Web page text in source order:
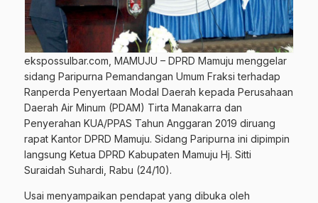
ekspossulbar.com, MAMUJU – DPRD Mamuju menggelar
sidang Paripurna Pemandangan Umum Fraksi terhadap
Ranperda Penyertaan Modal Daerah kepada Perusahaan
Daerah Air Minum (PDAM) Tirta Manakarra dan
Penyerahan KUA/PPAS Tahun Anggaran 2019 diruang
rapat Kantor DPRD Mamuju. Sidang Paripurna ini dipimpin
langsung Ketua DPRD Kabupaten Mamuju Hj. Sitti
Suraidah Suhardi, Rabu (24/10).
Usai menyampaikan pendapat yang dibuka oleh